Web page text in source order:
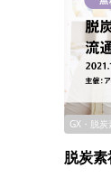
GX・脱炭
脱炭